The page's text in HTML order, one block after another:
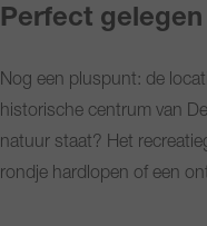
Perfect gelegen
Nog een pluspunt: de
historische centrum van
natuur staat? Het
rondje hardlopen of een